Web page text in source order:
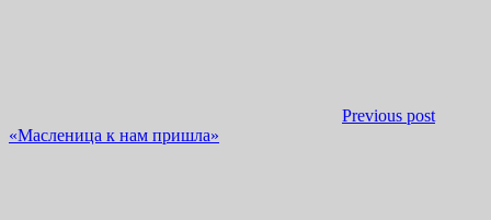
Previous post
«Масленица к нам пришла»